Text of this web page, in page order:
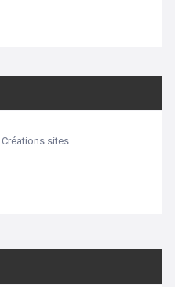
Créations sites